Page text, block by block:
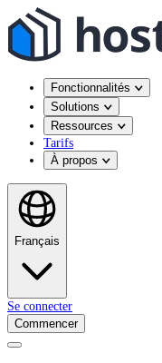
Fonctionnalités
Solutions
Ressources
Tarifs
À propos
Français
Se connecter
Commencer